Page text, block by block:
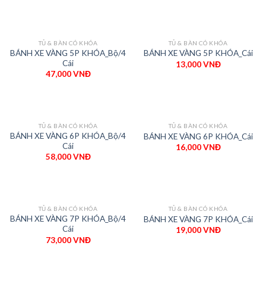
TỦ & BÀN CÓ KHÓA
BÁNH XE VÀNG 5P KHÓA_Bộ/4
Cái
47,000VNĐ
TỦ & BÀN CÓ KHÓA
BÁNH XE VÀNG 5P KHÓA_Cái
13,000VNĐ
TỦ & BÀN CÓ KHÓA
BÁNH XE VÀNG 6P KHÓA_Bộ/4
Cái
58,000VNĐ
TỦ & BÀN CÓ KHÓA
BÁNH XE VÀNG 6P KHÓA_Cái
16,000VNĐ
TỦ & BÀN CÓ KHÓA
BÁNH XE VÀNG 7P KHÓA_Bộ/4
Cái
73,000VNĐ
TỦ & BÀN CÓ KHÓA
BÁNH XE VÀNG 7P KHÓA_Cái
19,000VNĐ